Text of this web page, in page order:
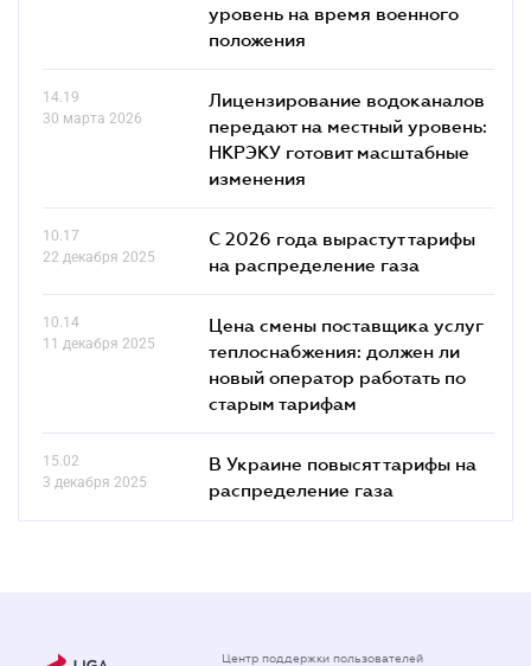
уровень на время военного
положения
14.19
30 марта 2026
Лицензирование водоканалов
передают на местный уровень:
НКРЭКУ готовит масштабные
изменения
10.17
22 декабря 2025
С 2026 года вырастут тарифы
на распределение газа
10.14
11 декабря 2025
Цена смены поставщика услуг
теплоснабжения: должен ли
новый оператор работать по
старым тарифам
15.02
3 декабря 2025
В Украине повысят тарифы на
распределение газа
Центр поддержки пользователей